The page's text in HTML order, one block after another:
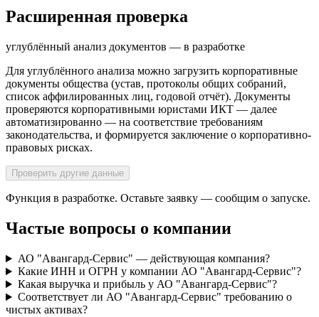
Расширенная проверка
углублённый анализ документов — в разработке
Для углублённого анализа можно загрузить корпоративные
документы общества (устав, протоколы общих собраний,
список аффилированных лиц, годовой отчёт). Документы
проверяются корпоративными юристами ИКТ — далее
автоматизированно — на соответствие требованиям
законодательства, и формируется заключение о корпоративно-
правовых рисках.
Проверить другие данные
Функция в разработке. Оставьте заявку — сообщим о запуске.
Частые вопросы о компании
АО "Авангард-Сервис" — действующая компания?
Какие ИНН и ОГРН у компании АО "Авангард-Сервис"?
Какая выручка и прибыль у АО "Авангард-Сервис"?
Соответствует ли АО "Авангард-Сервис" требованию о
чистых активах?